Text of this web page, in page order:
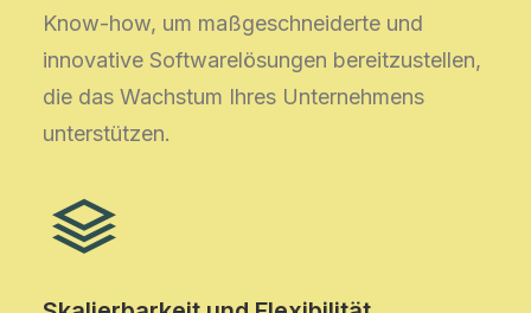
Know-how, um maßgeschneiderte und
innovative Softwarelösungen bereitzustellen,
die das Wachstum Ihres Unternehmens
unterstützen.